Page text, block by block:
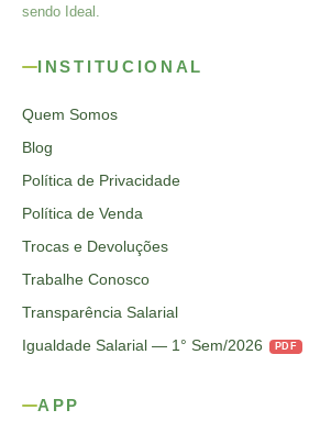
sendo Ideal.
INSTITUCIONAL
Quem Somos
Blog
Política de Privacidade
Política de Venda
Trocas e Devoluções
Trabalhe Conosco
Transparência Salarial
Igualdade Salarial — 1° Sem/2026
PDF
APP